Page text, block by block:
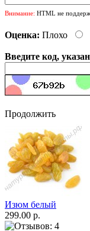
Внимание: HTML не
Оценка: Плохо
Введите код,
Продолжить
Изюм белый
299.00 р.